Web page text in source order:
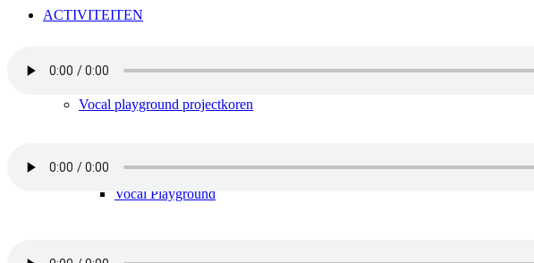
ACTIVITEITEN
Vocal playground projectkoren
Vocal Playground